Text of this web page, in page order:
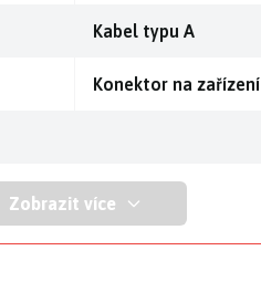
Kabel typu A
Konektor na zařízení
Zobrazit více